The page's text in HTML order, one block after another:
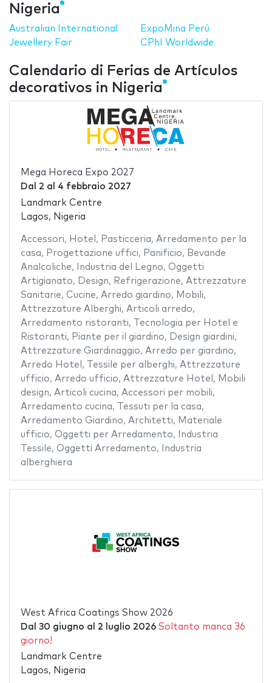
Nigeria
Australian International
Jewellery Fair
ExpoMina Perú
CPhI Worldwide
Calendario di Ferias de Artículos
decorativos in Nigeria
Mega Horeca Expo 2027
Dal 2 al 4 febbraio 2027
Landmark Centre
Lagos, Nigeria
Accessori, Hotel , Pasticceria, Arredamento per la
casa, Progettazione uffici, Panificio, Bevande
Analcoliche, Industria del Legno, Oggetti
Artigianato, Design, Refrigerazione, Attrezzature
Sanitarie, Cucine, Arredo giardino, Mobili,
Attrezzature Alberghi, Articoli arredo,
Arredamento ristoranti,
Tecnologia per Hotel e
Ristoranti, Piante per il giardino, Design giardini,
Attrezzature Giardinaggio, Arredo per giardino,
Arredo Hotel , Tessile per alberghi, Attrezzature
ufficio, Arredo ufficio, Attrezzature Hotel , Mobili
design, Articoli cucina, Accessori per mobili,
Arredamento cucina, Tessuti per la casa,
Arredamento Giardino, Architetti, Materiale
ufficio, Oggetti per Arredamento,
Industria
Tessile, Oggetti Arredamento,
Industria
alberghiera
West Africa Coatings Show 2026
Dal 30 giugno al 2 luglio 2026 Soltanto manca 36
giorno!
Landmark Centre
Lagos, Nigeria